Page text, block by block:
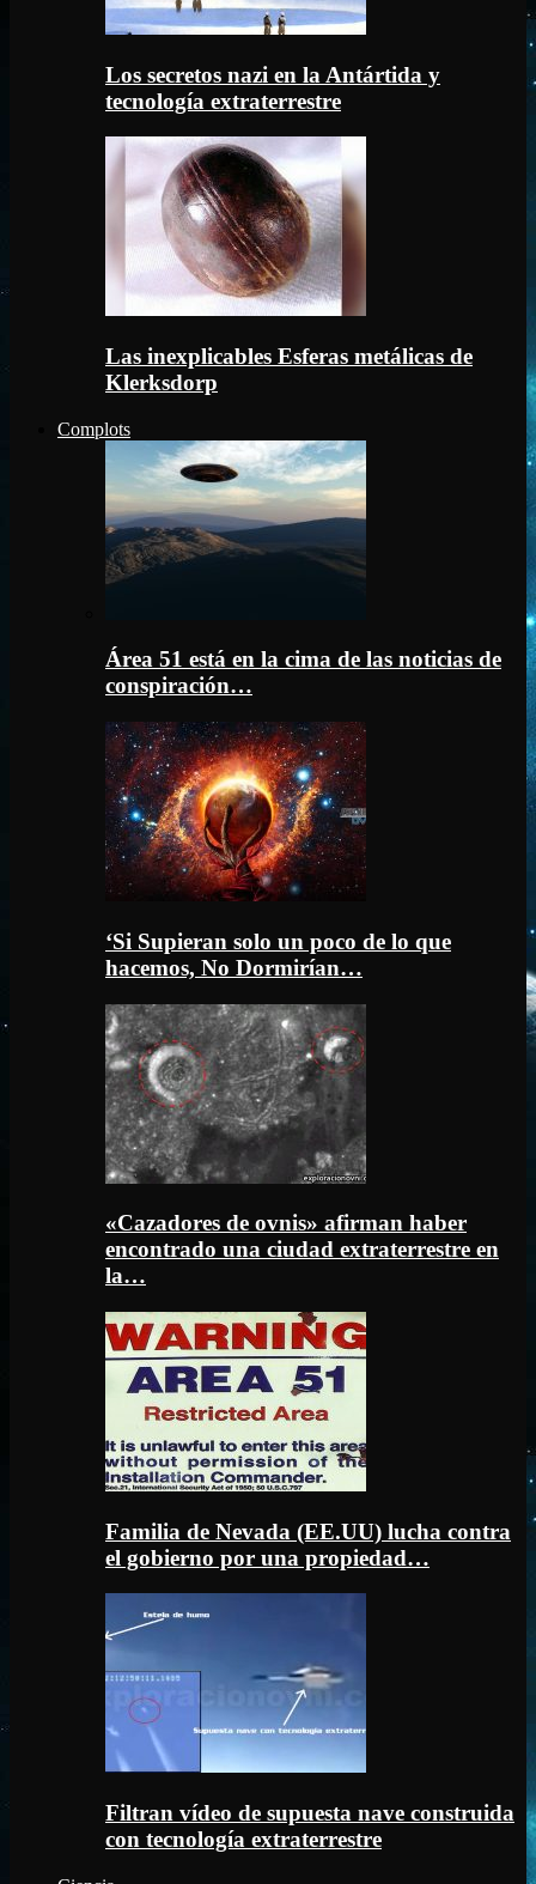
Los secretos nazi en la Antártida y
tecnología extraterrestre
Las inexplicables Esferas metálicas de
Klerksdorp
Complots
Área 51 está en la cima de las noticias de
conspiración…
‘Si Supieran solo un poco de lo que
hacemos, No Dormirían…
«Cazadores de ovnis» afirman haber
encontrado una ciudad extraterrestre en
la…
Familia de Nevada (EE.UU) lucha contra
el gobierno por una propiedad…
Filtran vídeo de supuesta nave construida
con tecnología extraterrestre